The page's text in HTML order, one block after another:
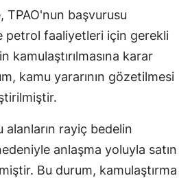
Gümüşhane
Hakkari
Mersin
TPAO'nun başvurusu
petrol faaliyetleri için gerekli
kamulaştırılmasına karar
kamu yararının gözetilmesi
rayiç bedelin
anlaşma yoluyla satın
Bu durum, kamulaştırma